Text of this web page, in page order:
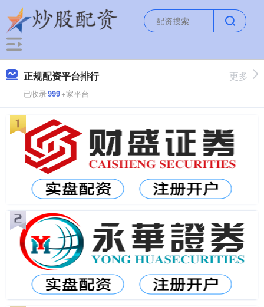
正规配资平台排行
已收录999+家平台
更多